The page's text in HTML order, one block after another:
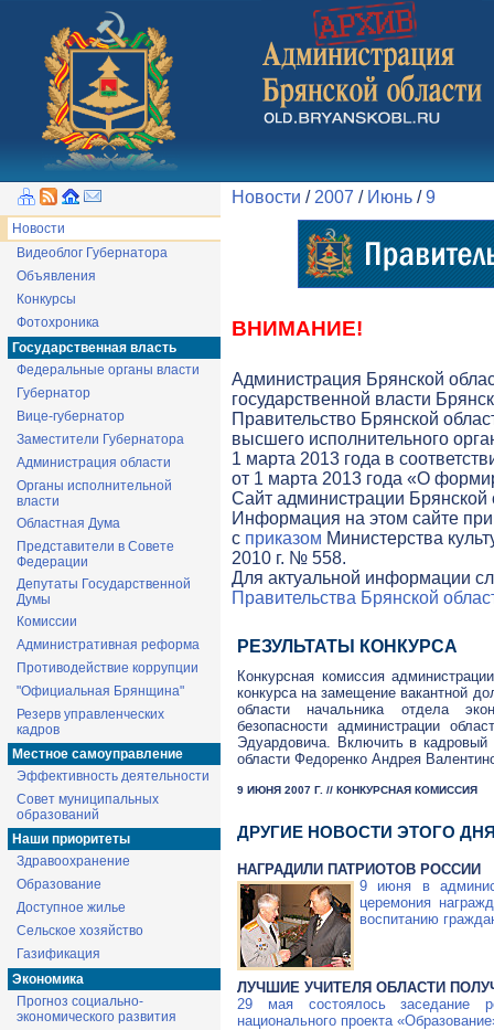
Новости
Видеоблог Губернатора
Объявления
Конкурсы
Фотохроника
Государственная власть
Федеральные органы власти
Губернатор
Вице-губернатор
Заместители Губернатора
Администрация области
Органы исполнительной
власти
Областная Дума
Представители в Совете
Федерации
Депутаты Государственной
Думы
Комиссии
Административная реформа
Противодействие коррупции
"Официальная Брянщина"
Резерв управленческих
кадров
Местное самоуправление
Эффективность деятельности
Совет муниципальных
образований
Наши приоритеты
Здравоохранение
Образование
Доступное жилье
Сельское хозяйство
Газификация
Экономика
Прогноз социально-
экономического развития
Новости / 2007 / Июнь /9
ВНИМАНИЕ!
Администрация Брянской
государственной власти
Правительство Брянской
высшего исполнительного
1 марта 2013 года в
от 1 марта 2013 года «О
Cайт администрации Брянской
Информация на этом сайте
с приказом Министерства
2010 г. № 558.
Для актуальной информации
Правительства Брянской
РЕЗУЛЬТАТЫ КОНКУРСА
Конкурсная комиссия
конкурса на замещение вакантной
области начальника отдела
безопасности администрации
Эдуардовича. Включить в кадровый
области Федоренко Андрея
9 ИЮНЯ 2007 Г. // КОНКУРСНАЯ КОМИССИЯ
ДРУГИЕ НОВОСТИ ЭТОГО
НАГРАДИЛИ ПАТРИОТОВ РОССИИ
9 июня в
церемония
воспитанию
ЛУЧШИЕ УЧИТЕЛЯ ОБЛАСТИ
29 мая состоялось заседание
национального проекта